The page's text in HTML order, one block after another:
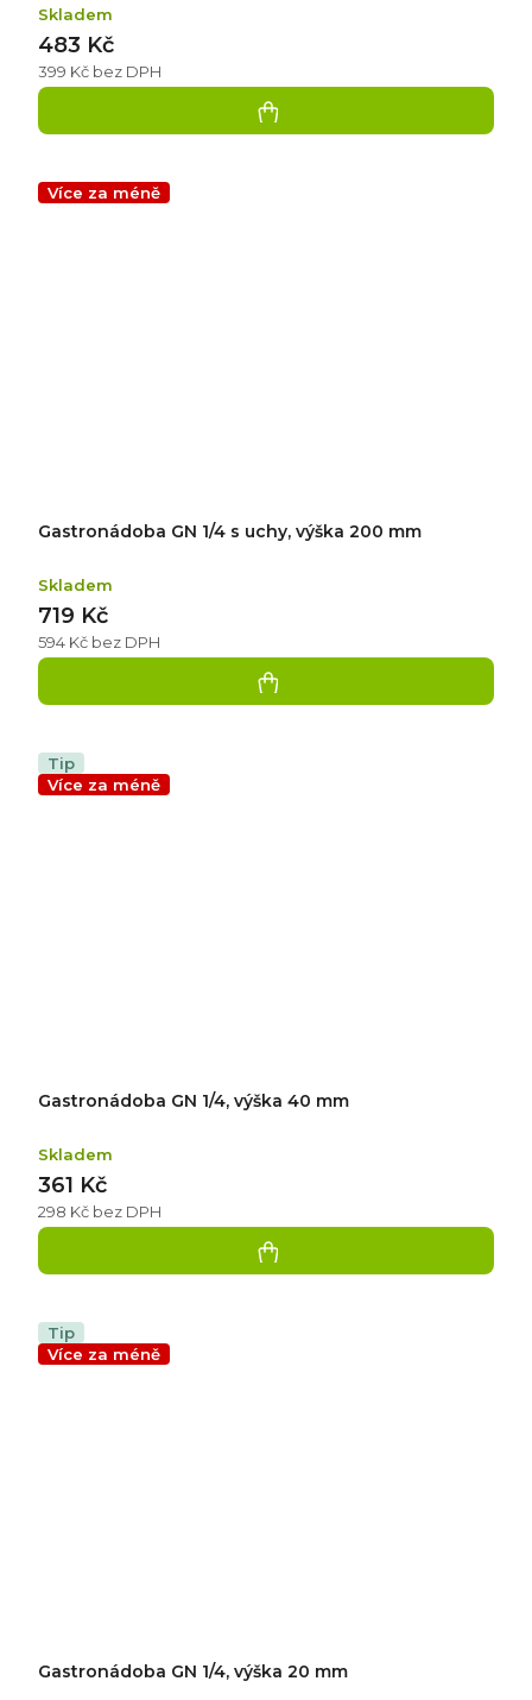
Skladem
399 Kč bez DPH
483 Kč
Více za méně
Gastronádoba GN 1/4 s uchy, výška 200 mm
Skladem
594 Kč bez DPH
719 Kč
Tip
Více za méně
Gastronádoba GN 1/4, výška 40 mm
Skladem
298 Kč bez DPH
361 Kč
Tip
Více za méně
Gastronádoba GN 1/4, výška 20 mm